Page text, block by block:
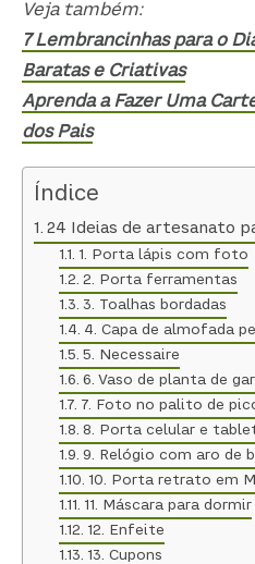
Veja também:
7 Lembrancinhas para o
Baratas e Criativas
Aprenda a Fazer Uma
dos Pais
Índice
24 Ideias de artesanato
1. Porta lápis com foto
2. Porta ferramentas
3. Toalhas bordadas
4. Capa de almofada
5. Necessaire
6. Vaso de planta de
7. Foto no palito de
8. Porta celular e
9. Relógio com aro de
10. Porta retrato em
11. Máscara para dormir
12. Enfeite
13. Cupons